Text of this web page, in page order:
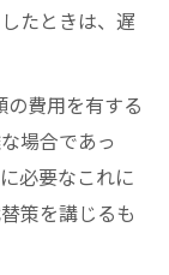
たときは、遅
の費用を有する
場合であっ
必要なこれに
策を講じるも